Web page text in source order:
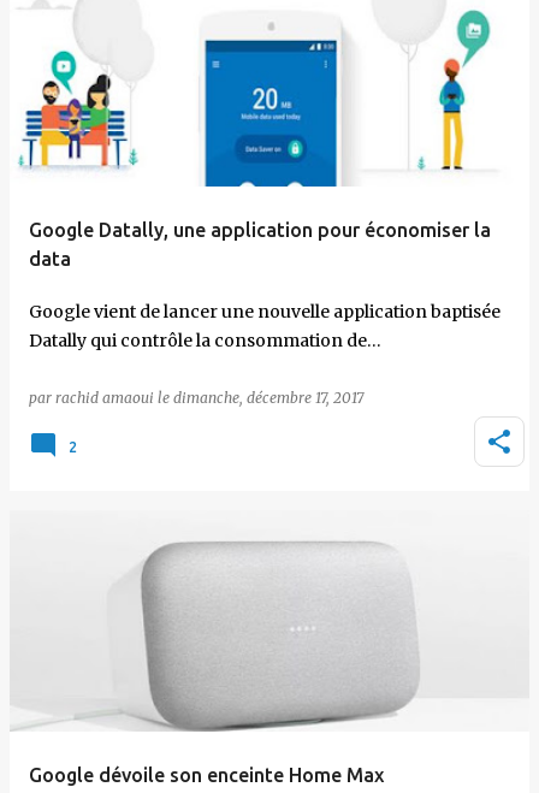
Google Datally, une application pour économiser la
data
Google vient de lancer une nouvelle application baptisée
Datally qui contrôle la consommation de…
par rachid amaoui le dimanche, décembre 17, 2017
2
Google dévoile son enceinte Home Max